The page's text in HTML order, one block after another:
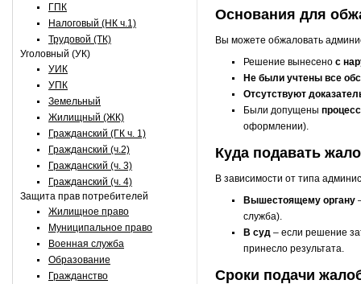
ГПК
Налоговый (НК ч.1)
Трудовой (ТК)
Уголовный (УК)
УИК
УПК
Земельный
Жилищный (ЖК)
Гражданский (ГК ч. 1)
Гражданский (ч.2)
Гражданский (ч. 3)
Гражданский (ч. 4)
Защита прав потребителей
Жилищное право
Муниципальное право
Военная служба
Образование
Гражданство
Основания для
Вы можете обжаловать
Решение вынесено с
Не были учтены все
Отсутствуют
Были допущены
оформлении).
Куда подавать
В зависимости от типа
Вышестоящему органу
служба).
В суд – если решение
принесло результата.
Сроки подачи